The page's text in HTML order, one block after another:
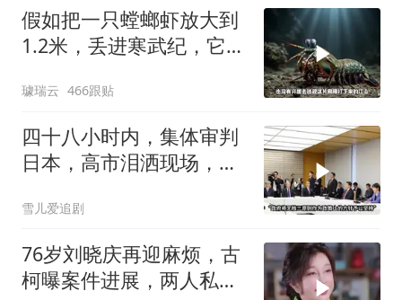
假如把一只螳螂虾放大到
1.2米，丢进寒武纪，它能
璩瑞云 466跟贴
四十八小时内，集体审判
日本，高市泪洒现场，中
雪儿爱追剧
76岁刘晓庆再迎麻烦，古
柯曝案件进展，两人私密